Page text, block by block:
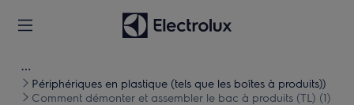
Périphériques en plastique (tels que les boîtes à produits))
Comment démonter et assembler le bac à produits (TL) (1)